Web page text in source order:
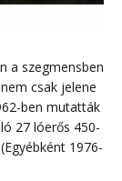
a szegmensben
csak jelene
ben mutatták
27 lóerős 450-
1976-